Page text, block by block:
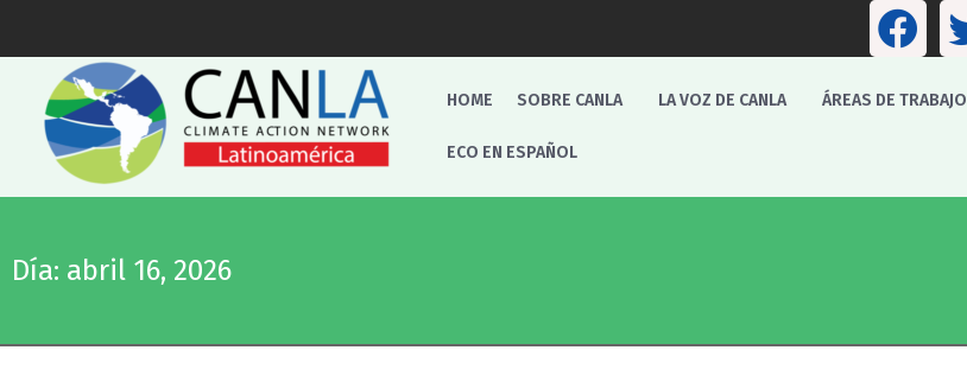
HOME SOBRE CANLA LA VOZ DE CANLA ÁREAS DE TRABAJO
ECO EN ESPAÑOL
Día: abril 16, 2026